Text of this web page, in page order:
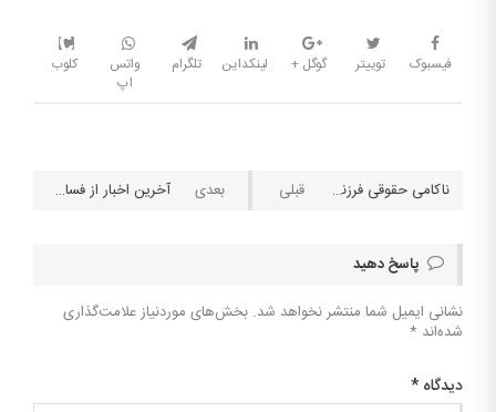
فیسبوک توییتر گوگل + لینکداین تلگرام
واتس
اپ
کلوب
ناکامی حقوقی فرزندان مارادونا جهت لغو حراج «توپ طلا»ی پدرشان آخرین اخبار از فساد در فوتبال
پاسخ دهید
نشانی ایمیل شما منتشر نخواهد شد. بخش‌های موردنیاز علامت‌گذاری
شده‌اند *
دیدگاه *